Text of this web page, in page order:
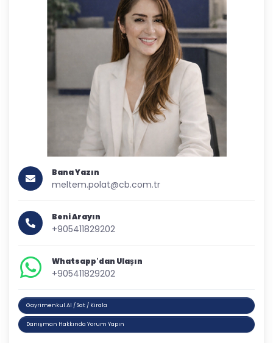
Bana Yazın
meltem.polat@cb.com.tr
Beni Arayın
+905411829202
Whatsapp'dan Ulaşın
+905411829202
Gayrimenkul Al / Sat / Kirala
Danışman Hakkında Yorum Yapın